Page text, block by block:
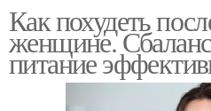
Как похудеть
женщине.
питание